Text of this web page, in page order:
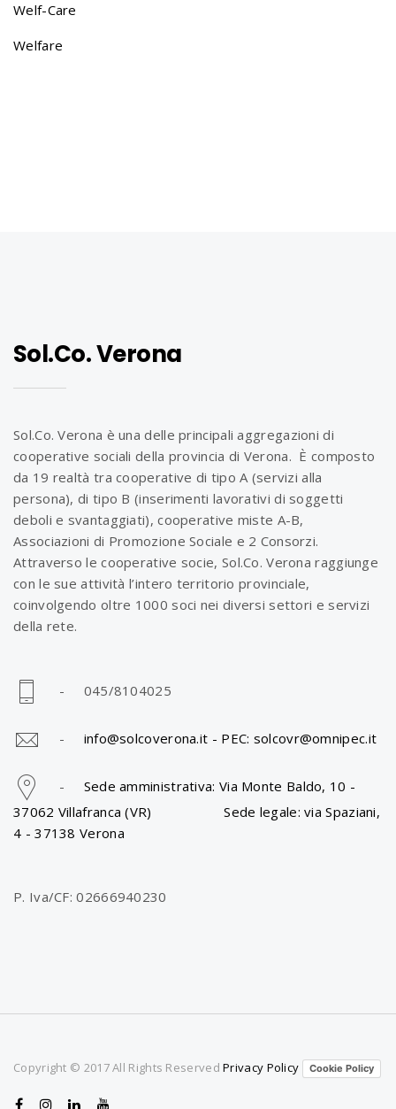
Welf-Care
Welfare
Sol.Co. Verona
Sol.Co. Verona è una delle principali aggregazioni di
cooperative sociali della provincia di Verona. È composto
da 19 realtà tra cooperative di tipo A (servizi alla
persona), di tipo B (inserimenti lavorativi di soggetti
deboli e svantaggiati), cooperative miste A-B,
Associazioni di Promozione Sociale e 2 Consorzi.
Attraverso le cooperative socie, Sol.Co. Verona raggiunge
con le sue attività l’intero territorio provinciale,
coinvolgendo oltre 1000 soci nei diversi settori e servizi
della rete.
- 045/8104025
- info@solcoverona.it - PEC: solcovr@omnipec.it
- Sede amministrativa: Via Monte Baldo, 10 -
37062 Villafranca (VR) Sede legale: via Spaziani,
4 - 37138 Verona
P. Iva/CF: 02666940230
Copyright © 2017 All Rights ReservedPrivacy Policy Cookie Policy